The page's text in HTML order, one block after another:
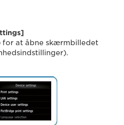
]
for at åbne skærmbilledet